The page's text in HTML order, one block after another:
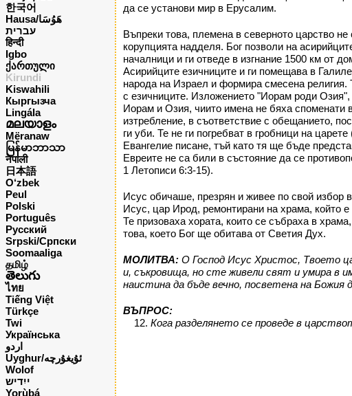
한국어
Hausa/هَوُسَا
עברית
हिन्दी
Igbo
ქართული
Kirundi
Kiswahili
Кыргызча
Lingála
മലയാളം
Mëranaw
မြန်မာဘာသာ
नेपाली
日本語
O‘zbek
Peul
Polski
Português
Русский
Srpski/Српски
Soomaaliga
தமிழ்
తెలుగు
ไทย
Tiếng Việt
Türkçe
Twi
Українська
اردو
Uyghur/ئۇيغۇرچه
Wolof
ייִדיש
Yorùbá
да се установи мир в Ерусалим.
Въпреки това, племена в северното царство
корупцията надделя. Бог позволи на
началници и ги отведе в изгнание 1500 км от
Асирийците езичниците и ги помещава в
народа на Израел и формира смесена религия.
с езичниците. Изложението "Иорам роди
Иорам и Озия, чиито имена не бяха споменати
изтребление, в съответствие с обещанието,
ги уби. Те не ги погребват в гробници на
Евангелие писане, тъй като тя ще бъде
Евреите не са били в състояние да се
1 Летописи 6:3-15).
Исус обичаше, презрян и живее по свой избор
Исус, цар Ирод, ремонтирани на храма, който е
Те призоваха хората, които се събраха в
това, което Бог ще обитава от Светия Дух.
МОЛИТВА: О Господ Исус Христос, Твоето
и, съкровища, но сте живели свят и умира в
наистина да бъде вечно, посветена на Божия
ВЪПРОС:
Кога разделянето се проведе в